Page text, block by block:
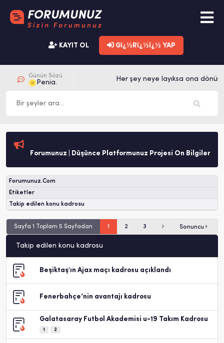
KAYIT OL Gï¿½Rï¿½ï¿½ YAP
Günün Sözü
Penia.
Her şey neye layıksa ona
Forumunuz | Düşünce Platformunuz Projesi Ön
Forumunuz.Com
Etiketler
Takip edilen konu kadrosu
Sayfa 1 Toplam 5 Sayfadan 1 2 3 Sonuncu
Takip edilen konu kadrosu
Beşiktaş'ın Ajax maçı kadrosu açıklandı
Fenerbahçe’nin avantajı kadrosu
Galatasaray Futbol Akademisi u-19 Takım Kadrosu
1 2